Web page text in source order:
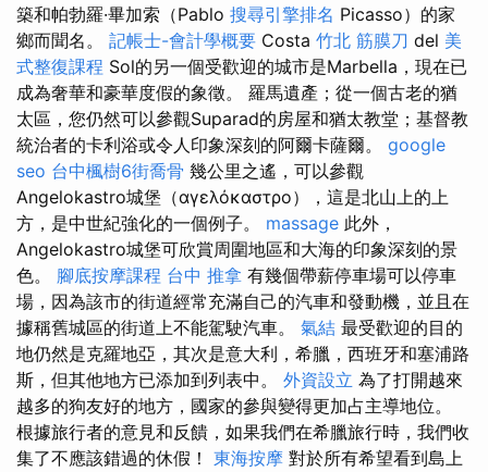
築和帕勃羅·畢加索（Pablo 搜尋引擎排名 Picasso）的家
鄉而聞名。 記帳士-會計學概要 Costa 竹北 筋膜刀 del 美
式整復課程 Sol的另一個受歡迎的城市是Marbella，現在已
成為奢華和豪華度假的象徵。 羅馬遺產；從一個古老的猶
太區，您仍然可以參觀Suparad的房屋和猶太教堂；基督教
統治者的卡利浴或令人印象深刻的阿爾卡薩爾。 google
seo 台中楓樹6街喬骨 幾公里之遙，可以參觀
Angelokastro城堡（αγελόκαστρο），這是北山上的上
方，是中世紀強化的一個例子。 massage 此外，
Angelokastro城堡可欣賞周圍地區和大海的印象深刻的景
色。 腳底按摩課程 台中 推拿 有幾個帶薪停車場可以停車
場，因為該市的街道經常充滿自己的汽車和發動機，並且在
據稱舊城區的街道上不能駕駛汽車。 氣結 最受歡迎的目的
地仍然是克羅地亞，其次是意大利，希臘，西班牙和塞浦路
斯，但其他地方已添加到列表中。 外資設立 為了打開越來
越多的狗友好的地方，國家的參與變得更加占主導地位。
根據旅行者的意見和反饋，如果我們在希臘旅行時，我們收
集了不應該錯過的休假！ 東海按摩 對於所有希望看到島上